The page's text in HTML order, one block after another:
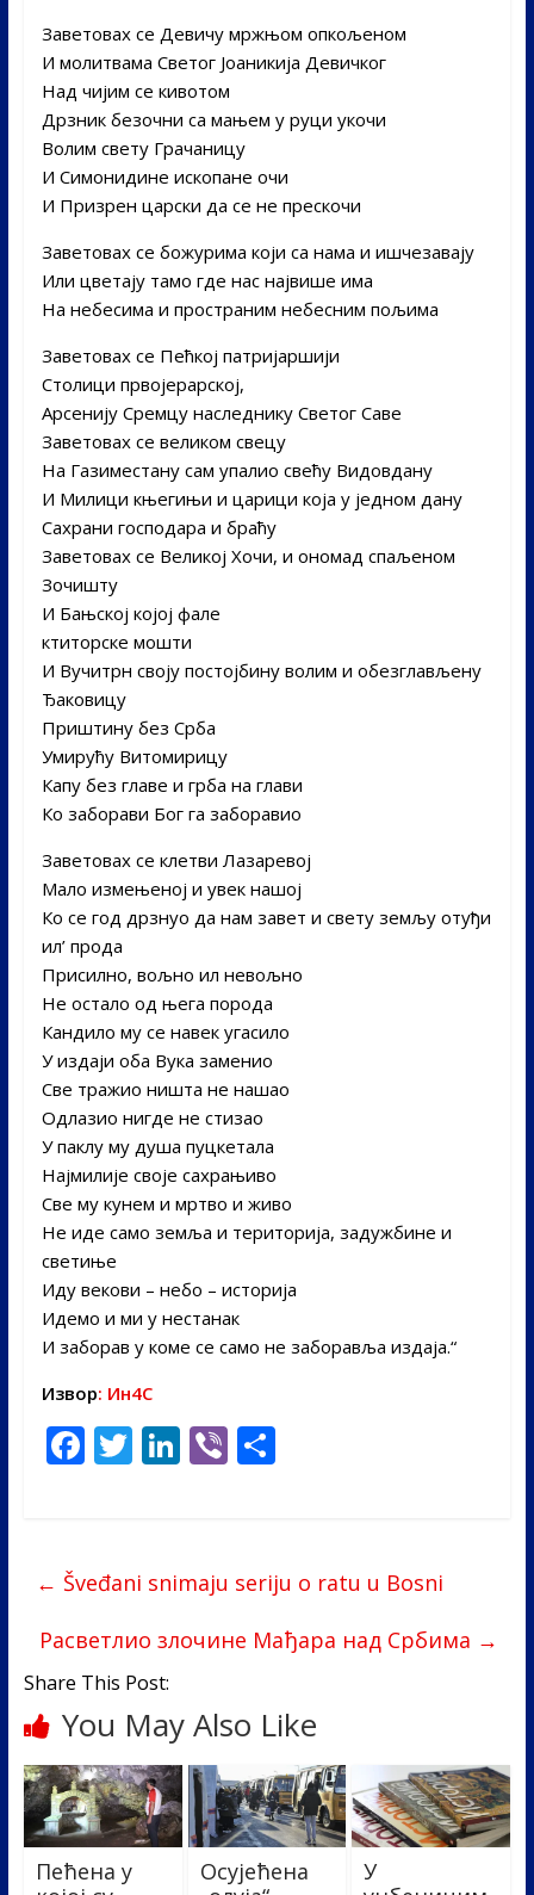
Заветовах се Девичу мржњом опкољеном
И молитвама Светог Јоаникија Девичког
Над чијим се кивотом
Дрзник безочни са мањем у руци укочи
Волим свету Грачаницу
И Симонидине ископане очи
И Призрен царски да се не прескочи
Заветовах се божурима који са нама и ишчезавају
Или цветају тамо где нас највише има
На небесима и пространим небесним пољима
Заветовах се Пећкој патријаршији
Столици првојерарској,
Арсенију Сремцу наследнику Светог Саве
Заветовах се великом свецу
На Газиместану сам упалио свећу Видовдану
И Милици књегињи и царици која у једном дану
Сахрани господара и браћу
Заветовах се Великој Хочи, и ономад спаљеном
Зочишту
И Бањској којој фале
ктиторске мошти
И Вучитрн своју постојбину волим и обезглављену
Ђаковицу
Приштину без Срба
Умирућу Витомирицу
Капу без главе и грба на глави
Ко заборави Бог га заборавио
Заветовах се клетви Лазаревој
Мало измењеној и увек нашој
Ко се год дрзнуо да нам завет и свету земљу отуђи
ил’ прода
Присилно, вољно ил невољно
Не остало од њега порода
Кандило му се навек угасило
У издаји оба Вука заменио
Све тражио ништа не нашао
Одлазио нигде не стизао
У паклу му душа пуцкетала
Најмилије своје сахрањиво
Све му кунем и мртво и живо
Не иде само земља и територија, задужбине и
светиње
Иду векови – небо – историја
Идемо и ми у нестанак
И заборав у коме се само не заборавља издаја.“
Извор: Ин4С
F
o
o
k
T Li
dI
n
Vi S
← Šveđani snimaju seriju o ratu u Bosni
Pасветлио злочине Мађара над Србима →
Share This Post:
You May Also Like
Пећена у
Осујећена
У